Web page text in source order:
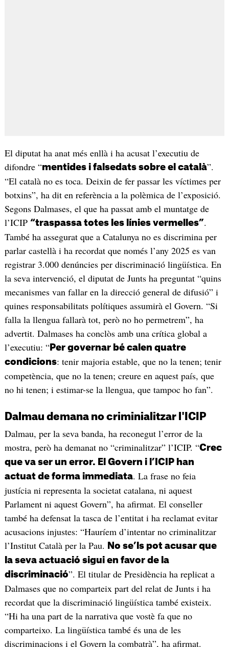
El diputat ha anat més enllà i ha acusat l’executiu de
difondre “mentides i falsedats sobre el català”.
“El català no es toca. Deixin de fer passar les víctimes per
botxins”, ha dit en referència a la polèmica de l’exposició.
Segons Dalmases, el que ha passat amb el muntatge de
l’ICIP “traspassa totes les línies vermelles”.
També ha assegurat que a Catalunya no es discrimina per
parlar castellà i ha recordat que només l’any 2025 es van
registrar 3.000 denúncies per discriminació lingüística. En
la seva intervenció, el diputat de Junts ha preguntat “quins
mecanismes van fallar en la direcció general de difusió” i
quines responsabilitats polítiques assumirà el Govern. “Si
falla la llengua fallarà tot, però no ho permetrem”, ha
advertit. Dalmases ha conclòs amb una crítica global a
l’executiu: “Per governar bé calen quatre
condicions: tenir majoria estable, que no la tenen; tenir
competència, que no la tenen; creure en aquest país, que
no hi tenen; i estimar-se la llengua, que tampoc ho fan”.
Dalmau demana no criminialitzar l'ICIP
Dalmau, per la seva banda, ha reconegut l’error de la
mostra, però ha demanat no “criminalitzar” l’ICIP. “Crec
que va ser un error. El Govern i l’ICIP han
actuat de forma immediata. La frase no feia
justícia ni representa la societat catalana, ni aquest
Parlament ni aquest Govern”, ha afirmat. El conseller
també ha defensat la tasca de l’entitat i ha reclamat evitar
acusacions injustes: “Hauríem d’intentar no criminalitzar
l’Institut Català per la Pau.
No se’ls pot acusar que
la seva actuació sigui en favor de la
discriminació”. El titular de Presidència ha replicat a
Dalmases que no comparteix part del relat de Junts i ha
recordat que la discriminació lingüística també existeix.
“Hi ha una part de la narrativa que vostè fa que no
comparteixo. La lingüística també és una de les
discriminacions i el Govern la combatrà”, ha afirmat.